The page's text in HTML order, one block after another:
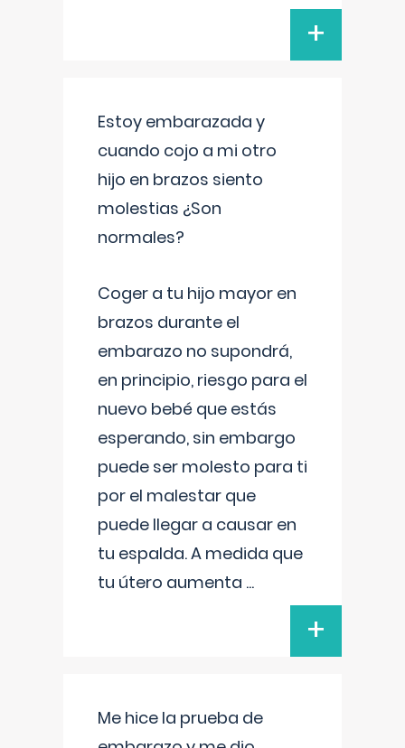
+
Estoy embarazada y
cuando cojo a mi otro
hijo en brazos siento
molestias ¿Son
normales?
Coger a tu hijo mayor en
brazos durante el
embarazo no supondrá,
en principio, riesgo para el
nuevo bebé que estás
esperando, sin embargo
puede ser molesto para ti
por el malestar que
puede llegar a causar en
tu espalda. A medida que
tu útero aumenta ...
+
Me hice la prueba de